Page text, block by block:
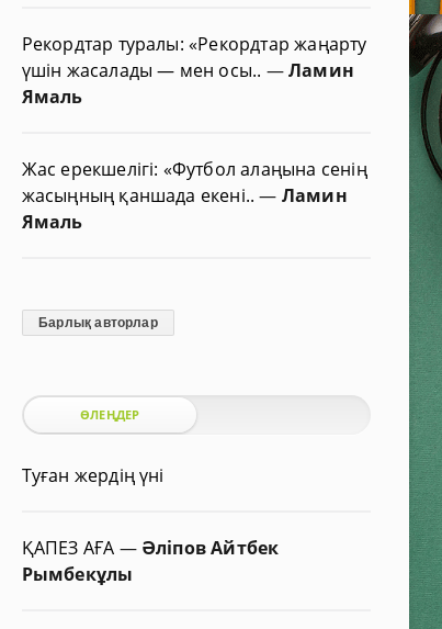
Рекордтар туралы: «Рекордтар жаңарту
үшін жасалады — мен осы.. —Ламин
Ямаль
Жас ерекшелігі: «Футбол алаңына сенің
жасыңның қаншада екені..— Ламин
Ямаль
Барлық авторлар
ӨЛЕҢДЕР
Туған жердің үні
ҚАПЕЗ АҒА — Әліпов Айтбек
Рымбекұлы